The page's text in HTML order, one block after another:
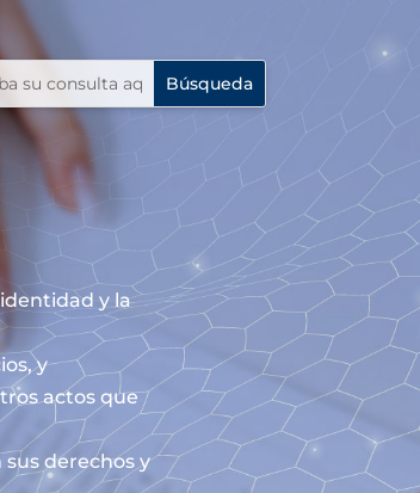
y la
y
actos que
sus derechos y